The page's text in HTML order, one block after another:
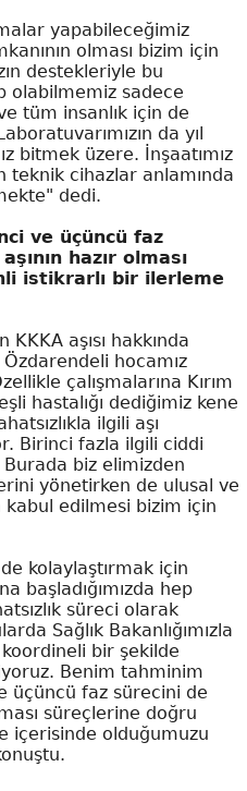
yapabileceğimiz
olması bizim için
destekleriyle bu
olabilmemiz sadece
tüm insanlık için de
da yıl
bitmek üzere. İnşaatımız
teknik cihazlar anlamında
dedi.
ve üçüncü faz
hazır olması
istikrarlı bir ilerleme
aşısı hakkında
hocamız
çalışmalarına Kırım
hastalığı dediğimiz kene
ilgili aşı
Birinci fazla ilgili ciddi
Burada biz elimizden
yönetirken de ulusal ve
kabul edilmesi bizim için
kolaylaştırmak için
başladığımızda hep
süreci olarak
Sağlık Bakanlığımızla
bir şekilde
Benim tahminim
üçüncü faz sürecini de
süreçlerine doğru
içerisinde olduğumuzu